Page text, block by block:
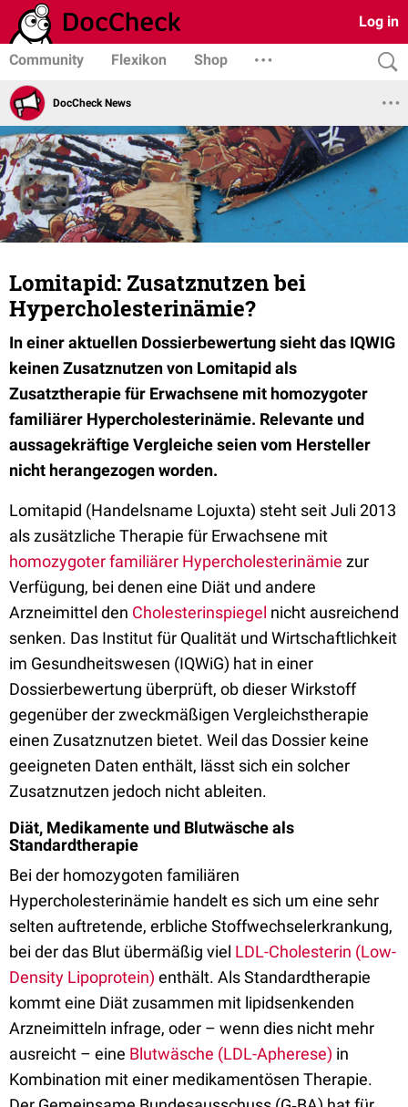
Log in
Community Flexikon Shop
DocCheck News
Lomitapid: Zusatznutzen bei
Hypercholesterinämie?
In einer aktuellen Dossierbewertung sieht das IQWIG
keinen Zusatznutzen von Lomitapid als
Zusatztherapie für Erwachsene mit homozygoter
familiärer Hypercholesterinämie. Relevante und
aussagekräftige Vergleiche seien vom Hersteller
nicht herangezogen worden.
Lomitapid (Handelsname Lojuxta) steht seit Juli 2013
als zusätzliche Therapie für Erwachsene mit
homozygoter familiärer Hypercholesterinämie zur
Verfügung, bei denen eine Diät und andere
Arzneimittel den Cholesterinspiegel nicht ausreichend
senken. Das Institut für Qualität und Wirtschaftlichkeit
im Gesundheitswesen (IQWiG) hat in einer
Dossierbewertung überprüft, ob dieser Wirkstoff
gegenüber der zweckmäßigen Vergleichstherapie
einen Zusatznutzen bietet. Weil das Dossier keine
geeigneten Daten enthält, lässt sich ein solcher
Zusatznutzen jedoch nicht ableiten.
Diät, Medikamente und Blutwäsche als
Standardtherapie
Bei der homozygoten familiären
Hypercholesterinämie handelt es sich um eine sehr
selten auftretende, erbliche Stoffwechselerkrankung,
bei der das Blut übermäßig viel LDL-Cholesterin (Low-
Density Lipoprotein) enthält. Als Standardtherapie
kommt eine Diät zusammen mit lipidsenkenden
Arzneimitteln infrage, oder – wenn dies nicht mehr
ausreicht – eine Blutwäsche (LDL-Apherese) in
Kombination mit einer medikamentösen Therapie.